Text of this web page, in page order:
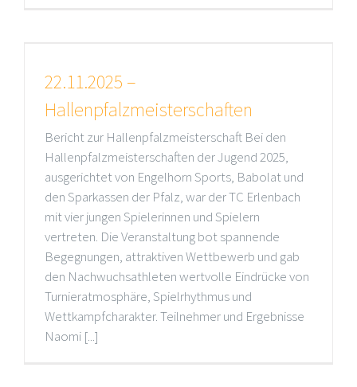
22.11.2025 –
Hallenpfalzmeisterschaften
Bericht zur Hallenpfalzmeisterschaft Bei den
Hallenpfalzmeisterschaften der Jugend 2025,
ausgerichtet von Engelhorn Sports, Babolat und
den Sparkassen der Pfalz, war der TC Erlenbach
mit vier jungen Spielerinnen und Spielern
vertreten. Die Veranstaltung bot spannende
Begegnungen, attraktiven Wettbewerb und gab
den Nachwuchsathleten wertvolle Eindrücke von
Turnieratmosphäre, Spielrhythmus und
Wettkampfcharakter. Teilnehmer und Ergebnisse
Naomi [...]